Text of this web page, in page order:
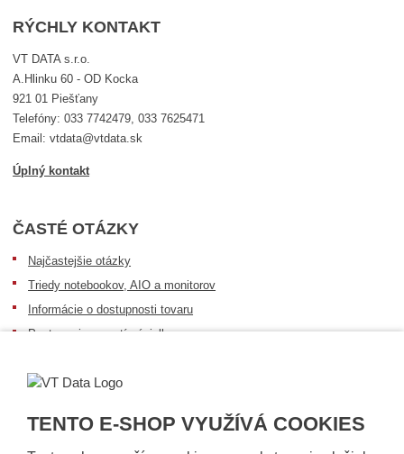
TENTO E-SHOP VYUŽÍVÁ COOKIES
RÝCHLY KONTAKT
VT DATA s.r.o.
A.Hlinku 60 - OD Kocka
921 01 Piešťany
Telefóny: 033 7742479, 033 7625471
Email: vtdata@vtdata.sk
Úplný kontakt
ČASTÉ OTÁZKY
Najčastejšie otázky
Triedy notebookov, AIO a monitorov
Informácie o dostupnosti tovaru
Postup pri prevzatí zásielky
Sledovanie zásielok